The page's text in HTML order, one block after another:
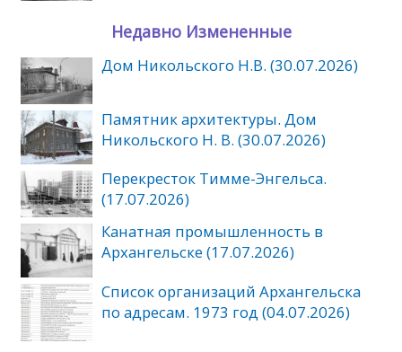
Недавно Измененные
Дом Никольского Н.В. (30.07.2026)
Памятник архитектуры. Дом
Никольского Н. В. (30.07.2026)
Перекресток Тимме-Энгельса.
(17.07.2026)
Канатная промышленность в
Архангельске (17.07.2026)
Список организаций Архангельска
по адресам. 1973 год (04.07.2026)